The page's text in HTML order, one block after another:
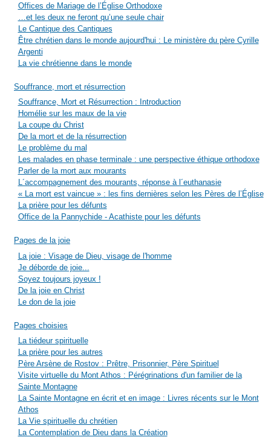
Offices de Mariage de l’Église Orthodoxe
…et les deux ne feront qu’une seule chair
Le Cantique des Cantiques
Être chrétien dans le monde aujourd'hui : Le ministère du père Cyrille
Argenti
La vie chrétienne dans le monde
Souffrance, mort et résurrection
Souffrance, Mort et Résurrection : Introduction
Homélie sur les maux de la vie
La coupe du Christ
De la mort et de la résurrection
Le problème du mal
Les malades en phase terminale : une perspective éthique orthodoxe
Parler de la mort aux mourants
L´accompagnement des mourants, réponse à l´euthanasie
« La mort est vaincue » : les fins dernières selon les Pères de l’Église
La prière pour les défunts
Office de la Pannychide - Acathiste pour les défunts
Pages de la joie
La joie : Visage de Dieu, visage de l'homme
Je déborde de joie...
Soyez toujours joyeux !
De la joie en Christ
Le don de la joie
Pages choisies
La tiédeur spirituelle
La prière pour les autres
Père Arsène de Rostov : Prêtre, Prisonnier, Père Spirituel
Visite virtuelle du Mont Athos : Pérégrinations d'un familier de la
Sainte Montagne
La Sainte Montagne en écrit et en image : Livres récents sur le Mont
Athos
La Vie spirituelle du chrétien
La Contemplation de Dieu dans la Création